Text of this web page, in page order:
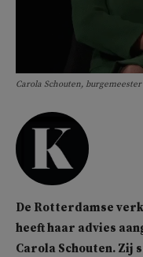
Carola Schouten,
De Rotterdamse
heeft haar advies
Carola Schouten. Zij